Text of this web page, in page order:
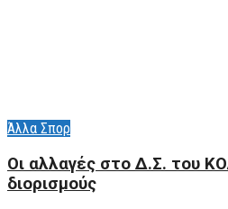
Άλλα Σπορ
Οι αλλαγές στο Δ.Σ. του
διορισμούς